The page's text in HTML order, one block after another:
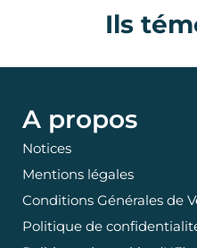
Ils
A propos
Notices
Mentions légales
Conditions Générales de
Politique de